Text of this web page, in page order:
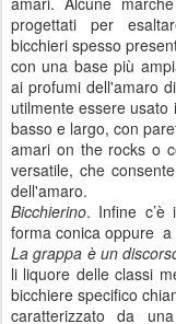
progettati per
bicchieri spesso
con una base più
ai profumi dell'amaro
utilmente essere
basso e largo, con
amari on the rocks o
versatile, che
dell'amaro.
Bicchierino. Infine c’è
forma conica oppure a
La grappa è un
li liquore delle classi
bicchiere specifico
caratterizzato da